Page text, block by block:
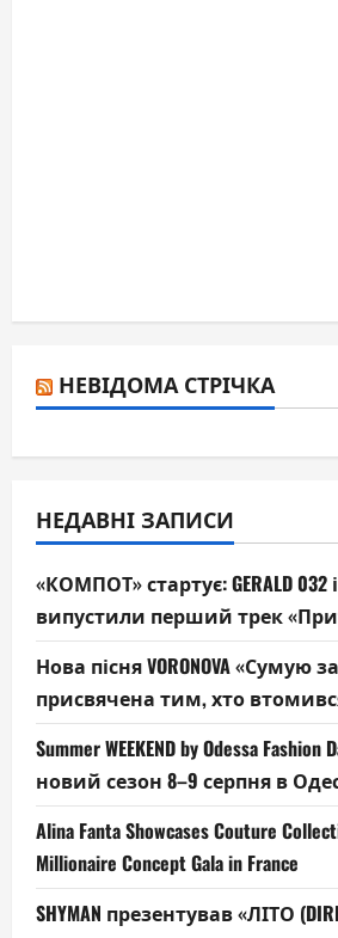
НЕВІДОМА СТРІЧКА
НЕДАВНІ ЗАПИСИ
«КОМПОТ» стартує: GERALD
випустили перший трек
Нова пісня VORONOVA «Сумую
присвячена тим, хто
Summer WEEKEND by Odessa
новий сезон 8–9 серпня в
Alina Fanta Showcases Couture
Millionaire Concept Gala in France
SHYMAN презентував «ЛІТО